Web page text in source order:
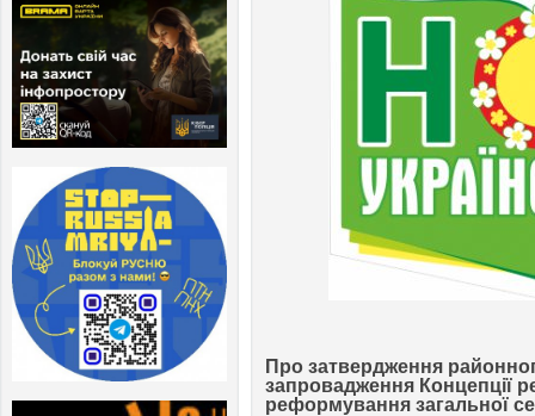
Про затвердження
запровадження Концепції
реформування загальної